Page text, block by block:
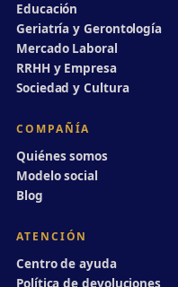
Educación
Geriatría y Gerontología
Mercado Laboral
RRHH y Empresa
Sociedad y Cultura
COMPAÑÍA
Quiénes somos
Modelo social
Blog
ATENCIÓN
Centro de ayuda
Política de devoluciones